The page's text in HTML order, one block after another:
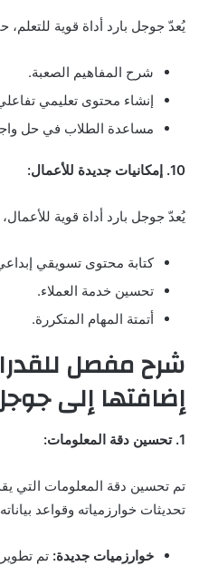
يُعدّ جوجل بارد أداة قوية
شرح المفاهيم الصعبة.
إنشاء محتوى تعليمي
مساعدة الطلاب في حل
10. إمكانيات جديدة للأعمال:
يُعدّ جوجل بارد أداة قوية
كتابة محتوى تسويقي
تحسين خدمة العملاء.
أتمتة المهام المتكررة.
شرح مفصل
إضافتها إلى
1. تحسين دقة المعلومات:
تم تحسين دقة المعلومات التي
تحديثات خوارزمياته وقواعد
خوارزميات جديدة: تم